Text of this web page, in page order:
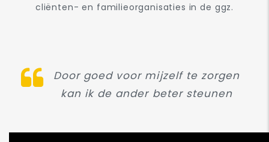
cliënten- en familieorganisaties in de ggz.
Door goed voor mijzelf te zorgen
kan ik de ander beter steunen